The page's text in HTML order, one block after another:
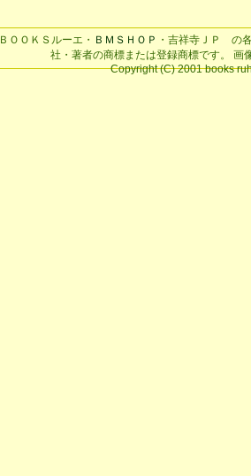
ＢＯＯＫＳルーエ・ ＢＭＳＨＯＰ ・吉祥寺ＪＰ の
社・著者の商標または登録商標です。 画
Copyright (C) 2001 books